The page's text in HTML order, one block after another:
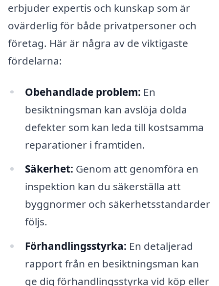
erbjuder expertis och kunskap som är
ovärderlig för både privatpersoner och
företag. Här är några av de viktigaste
fördelarna:
Obehandlade problem: En
besiktningsman kan avslöja dolda
defekter som kan leda till kostsamma
reparationer i framtiden.
Säkerhet: Genom att genomföra en
inspektion kan du säkerställa att
byggnormer och säkerhetsstandarder
följs.
Förhandlingsstyrka: En detaljerad
rapport från en besiktningsman kan
ge dig förhandlingsstyrka vid köp eller